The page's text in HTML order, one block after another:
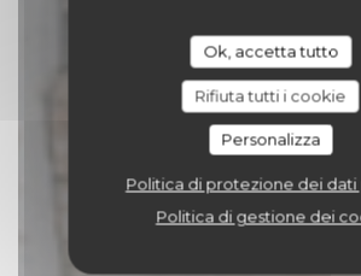
Ok, accetta tutto
Rifiuta tutti i cookie
Personalizza
Politica di protezione dei dati
Politica di gestione dei